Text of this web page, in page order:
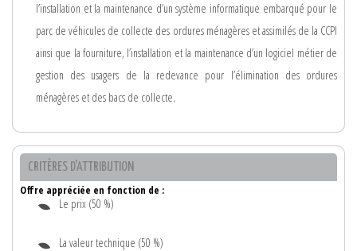
l’installation et la maintenance d’un système informatique embarqué pour le
parc de véhicules de collecte des ordures ménagères et assimilés de la CCPI
ainsi que la fourniture, l’installation et la maintenance d’un logiciel métier de
gestion des usagers de la redevance pour l’élimination des ordures
ménagères et des bacs de collecte.
CRITÈRES D'ATTRIBUTION
Offre appréciée en fonction de :
Le prix (50 %)
La valeur technique (50 %)